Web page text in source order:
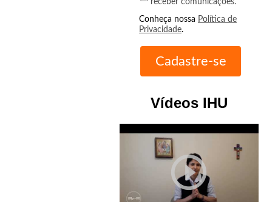
receber comunicações.
Conheça nossa Política de
Privacidade.
Vídeos IHU
play_circle_outline